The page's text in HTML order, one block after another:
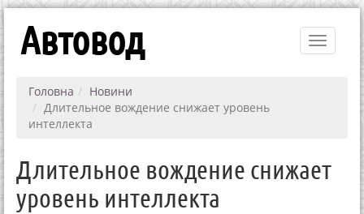
Toggle
Автовод
Головна
Новини
Длительное вождение снижает уровень
интеллекта
Длительное вождение снижает
уровень интеллекта